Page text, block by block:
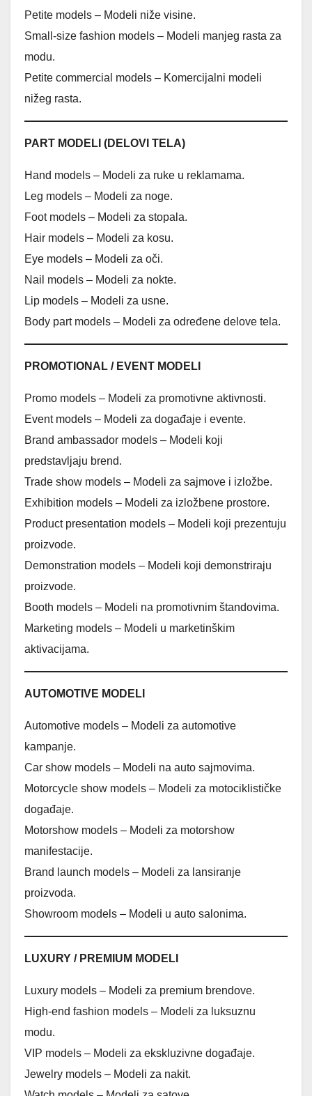
Petite models – Modeli niže visine.
Small-size fashion models – Modeli manjeg rasta za
modu.
Petite commercial models – Komercijalni modeli
nižeg rasta.
PART MODELI (DELOVI TELA)
Hand models – Modeli za ruke u reklamama.
Leg models – Modeli za noge.
Foot models – Modeli za stopala.
Hair models – Modeli za kosu.
Eye models – Modeli za oči.
Nail models – Modeli za nokte.
Lip models – Modeli za usne.
Body part models – Modeli za određene delove tela.
PROMOTIONAL / EVENT MODELI
Promo models – Modeli za promotivne aktivnosti.
Event models – Modeli za događaje i evente.
Brand ambassador models – Modeli koji
predstavljaju brend.
Trade show models – Modeli za sajmove i izložbe.
Exhibition models – Modeli za izložbene prostore.
Product presentation models – Modeli koji prezentuju
proizvode.
Demonstration models – Modeli koji demonstriraju
proizvode.
Booth models – Modeli na promotivnim štandovima.
Marketing models – Modeli u marketinškim
aktivacijama.
AUTOMOTIVE MODELI
Automotive models – Modeli za automotive
kampanje.
Car show models – Modeli na auto sajmovima.
Motorcycle show models – Modeli za motociklističke
događaje.
Motorshow models – Modeli za motorshow
manifestacije.
Brand launch models – Modeli za lansiranje
proizvoda.
Showroom models – Modeli u auto salonima.
LUXURY / PREMIUM MODELI
Luxury models – Modeli za premium brendove.
High-end fashion models – Modeli za luksuznu
modu.
VIP models – Modeli za ekskluzivne događaje.
Jewelry models – Modeli za nakit.